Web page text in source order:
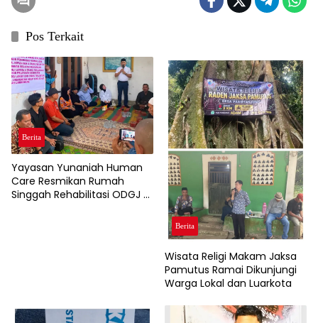
Pos Terkait
Berita
Yayasan Yunaniah Human
Care Resmikan Rumah
Singgah Rehabilitasi ODGJ di
Berita
Wisata Religi Makam Jaksa
Pamutus Ramai Dikunjungi
Warga Lokal dan Luarkota